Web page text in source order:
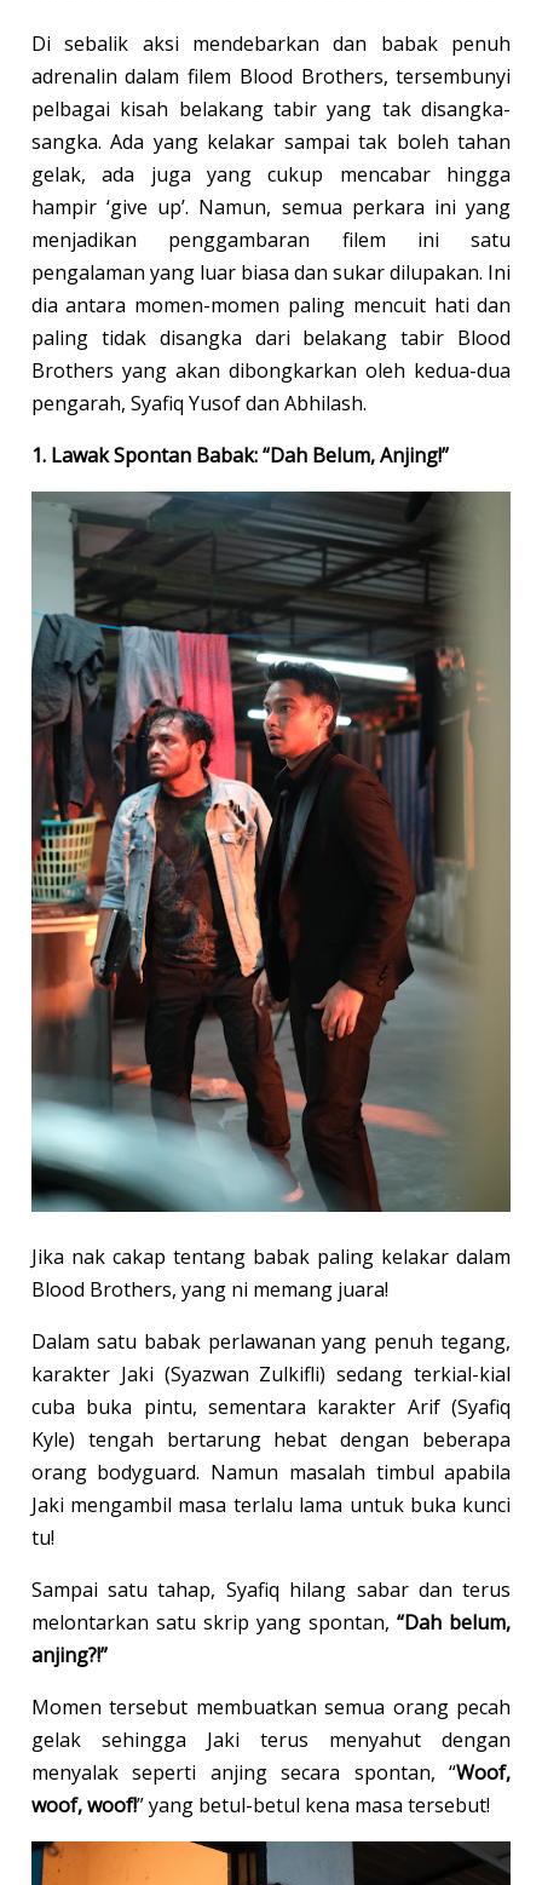
Di sebalik aksi mendebarkan dan babak penuh
adrenalin dalam filem Blood Brothers, tersembunyi
pelbagai kisah belakang tabir yang tak disangka-
sangka. Ada yang kelakar sampai tak boleh tahan
gelak, ada juga yang cukup mencabar hingga
hampir ‘give up’. Namun, semua perkara ini yang
menjadikan penggambaran filem ini satu
pengalaman yang luar biasa dan sukar dilupakan. Ini
dia antara momen-momen paling mencuit hati dan
paling tidak disangka dari belakang tabir Blood
Brothers yang akan dibongkarkan oleh kedua-dua
pengarah, Syafiq Yusof dan Abhilash.
1. Lawak Spontan Babak: “Dah Belum, Anjing!”
Jika nak cakap tentang babak paling kelakar dalam
Blood Brothers, yang ni memang juara!
Dalam satu babak perlawanan yang penuh tegang,
karakter Jaki (Syazwan Zulkifli) sedang terkial-kial
cuba buka pintu, sementara karakter Arif (Syafiq
Kyle) tengah bertarung hebat dengan beberapa
orang bodyguard. Namun masalah timbul apabila
Jaki mengambil masa terlalu lama untuk buka kunci
tu!
Sampai satu tahap, Syafiq hilang sabar dan terus
melontarkan satu skrip yang spontan,“Dah belum,
anjing?!”
Momen tersebut membuatkan semua orang pecah
gelak sehingga Jaki terus menyahut dengan
menyalak seperti anjing secara spontan, “Woof,
woof, woof!” yang betul-betul kena masa tersebut!